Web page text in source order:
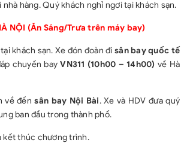
hàng. Quý khách nghỉ ngơi tại khách sạn.
NỘI (Ăn Sáng/Trưa trên máy bay)
khách sạn. Xe đón đoàn đisân bay quốc tế
chuyến bayVN311 (10h00 – 14h00) về Hà
về đếnsân bay Nội Bài. Xe và HDV đưa quý
ban đầu trong thành phố.
kết thúc chương trình.